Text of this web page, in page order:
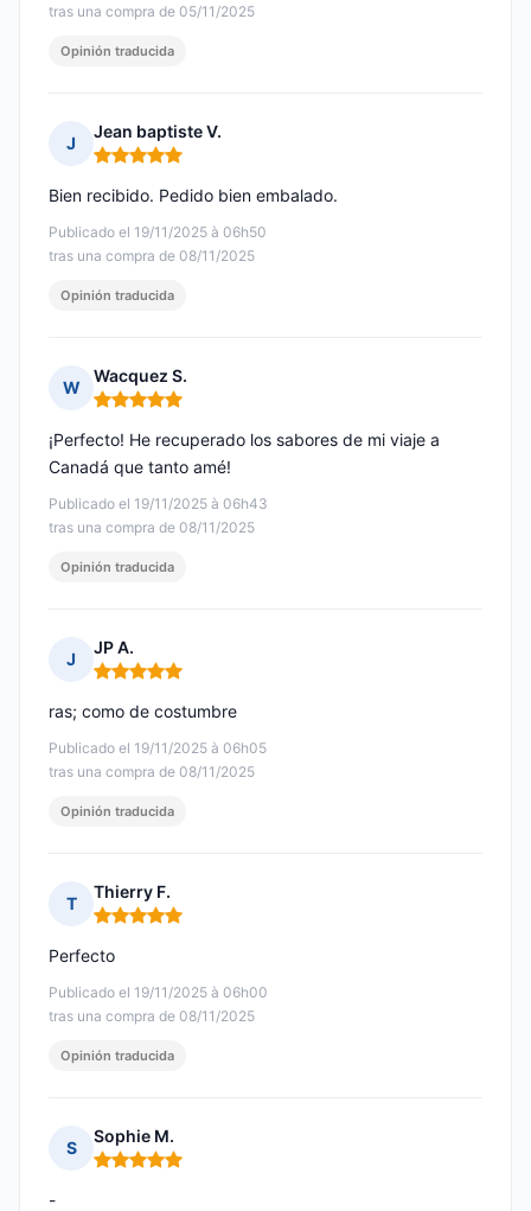
tras una compra de 05/11/2025
Opinión traducida
J
Jean baptiste V.
Nota: 5 de 5
Publicado el 19/11/2025 à 06h50
tras una compra de 08/11/2025
Bien recibido. Pedido bien embalado.
Opinión traducida
W
Wacquez S.
Nota: 5 de 5
Publicado el 19/11/2025 à 06h43
tras una compra de 08/11/2025
¡Perfecto! He recuperado los sabores de mi viaje a
Canadá que tanto amé!
Opinión traducida
J
JP A.
Nota: 5 de 5
Publicado el 19/11/2025 à 06h05
tras una compra de 08/11/2025
ras; como de costumbre
Opinión traducida
T
Thierry F.
Nota: 5 de 5
Publicado el 19/11/2025 à 06h00
tras una compra de 08/11/2025
Perfecto
Opinión traducida
S
Sophie M.
Nota: 5 de 5
-